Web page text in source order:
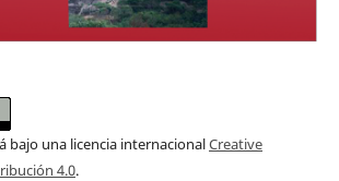
bajo una licencia internacionalCreative
4.0.